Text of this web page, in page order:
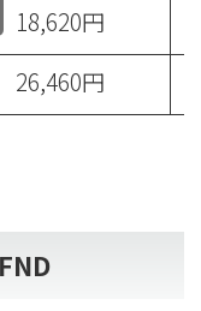
18,620円
26,460円